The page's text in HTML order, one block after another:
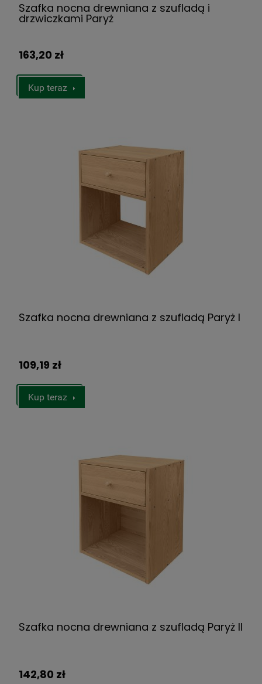
Szafka nocna drewniana z szufladą i
drzwiczkami Paryż
163,20 zł
Kup teraz
Szafka nocna drewniana z szufladą Paryż I
109,19 zł
Kup teraz
Szafka nocna drewniana z szufladą Paryż II
142,80 zł